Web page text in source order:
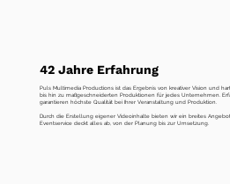
42 Jahre Erfahrung
Puls Multimedia Productions ist das Ergebnis von kreativer Vision und
bis hin zu maßgeschneiderten Produktionen für jedes Unternehmen.
garantieren höchste Qualität bei Ihrer Veranstaltung und Produktion.
Durch die Erstellung eigener Videoinhalte bieten wir ein breites
Eventservice deckt alles ab, von der Planung bis zur Umsetzung.